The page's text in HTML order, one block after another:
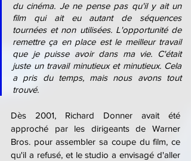
du cinéma. Je ne pense pas qu'il y ait un
film qui ait eu autant de séquences
tournées et non utilisées. L'opportunité de
remettre ça en place est le meilleur travail
que je puisse avoir dans ma vie. C'était
juste un travail minutieux et minutieux. Cela
a pris du temps, mais nous avons tout
trouvé.
Dès 2001, Richard Donner avait été
approché par les dirigeants de Warner
Bros. pour assembler sa coupe du film, ce
qu'il a refusé, et le studio a envisagé d'aller